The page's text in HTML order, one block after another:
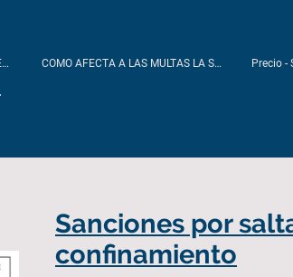
DEVOLUCION MULTA CONFINAMIENTO COMO AFECTA A LAS MULTAS LA SENTENCIA Precio -
Sanciones por
confinamiento